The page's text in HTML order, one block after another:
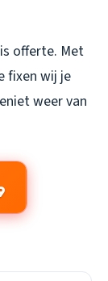
offerte. Met
fixen wij je
weer van